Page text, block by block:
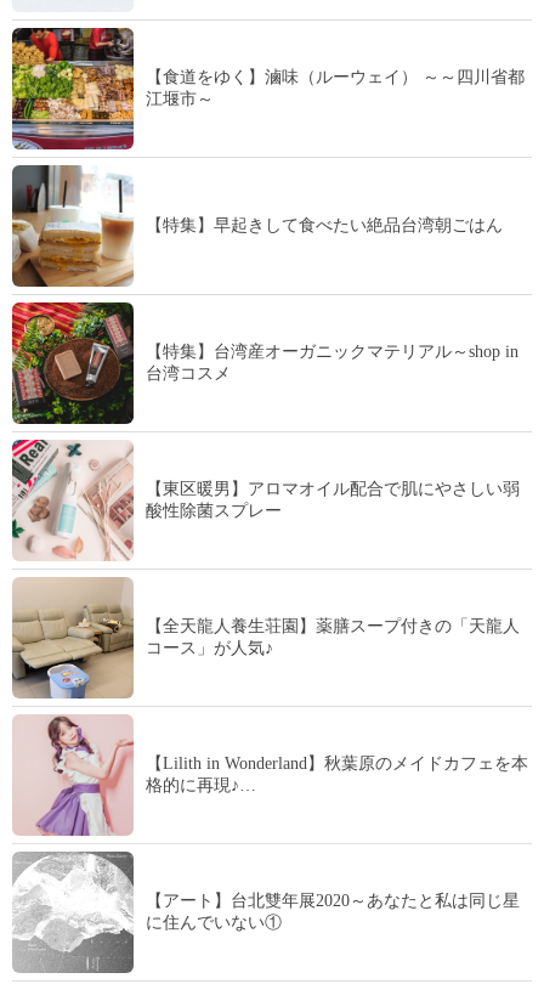
【食道をゆく】滷味（ルーウェイ） ～～四川省都
江堰市～
【特集】早起きして食べたい絶品台湾朝ごはん
【特集】台湾産オーガニックマテリアル～shop in
台湾コスメ
【東区暖男】アロマオイル配合で肌にやさしい弱
酸性除菌スプレー
【全天龍人養生荘園】薬膳スープ付きの「天龍人
コース」が人気♪
【Lilith in Wonderland】秋葉原のメイドカフェを本
格的に再現♪…
【アート】台北雙年展2020～あなたと私は同じ星
に住んでいない①